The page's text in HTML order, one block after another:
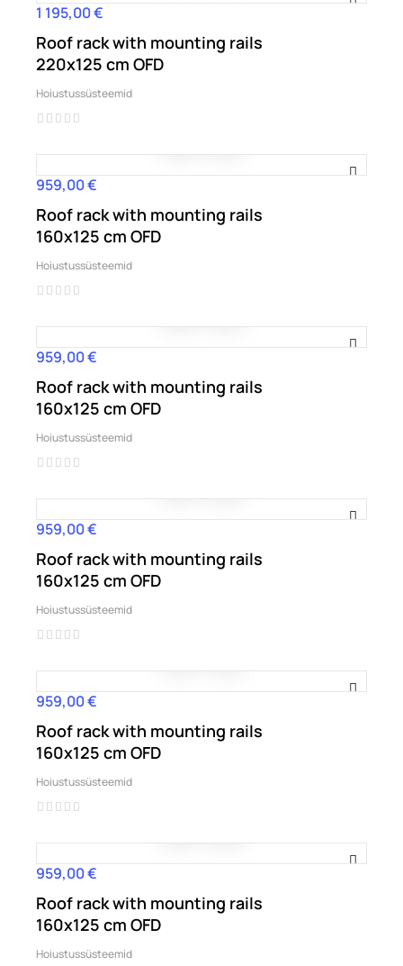
Hind
1 195,00 €
Roof rack with mounting rails
220x125 cm OFD
Hoiustussüsteemid
Hind
959,00 €
Roof rack with mounting rails
160x125 cm OFD
Hoiustussüsteemid
Hind
959,00 €
Roof rack with mounting rails
160x125 cm OFD
Hoiustussüsteemid
Hind
959,00 €
Roof rack with mounting rails
160x125 cm OFD
Hoiustussüsteemid
Hind
959,00 €
Roof rack with mounting rails
160x125 cm OFD
Hoiustussüsteemid
Hind
959,00 €
Roof rack with mounting rails
160x125 cm OFD
Hoiustussüsteemid